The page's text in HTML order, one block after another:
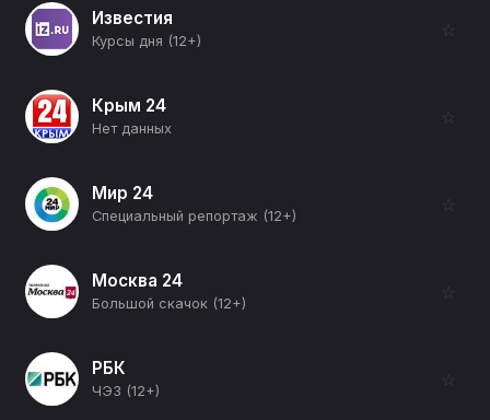
Известия
Курсы дня (12+)
☆
Крым 24
Нет данных
☆
Мир 24
Специальный репортаж (12+)
☆
Москва 24
Большой скачок (12+)
☆
РБК
ЧЭЗ (12+)
☆